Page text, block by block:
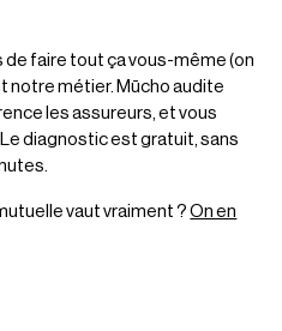
de faire tout ça vous-même (on
notre métier. Mūcho audite
les assureurs, et vous
diagnostic est gratuit, sans
vaut vraiment ?On en